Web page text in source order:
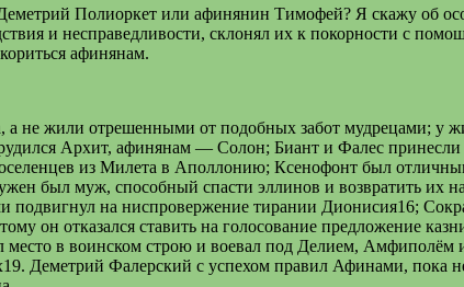
Полиоркет или афинянин Тимофей? Я скажу об
и несправедливости, склонял их к покорности с
афинянам.
не жили отрешенными от подобных забот мудрецами; у
Архит, афинянам — Солон; Биант и Фалес
из Милета в Аполлонию; Ксенофонт был
был муж, способный спасти эллинов и возвратить их
на ниспровержение тирании Дионисия16;
он отказался ставить на голосование предложение
место в воинском строю и воевал под Делием,
Деметрий Фалерский с успехом правил Афинами, пока